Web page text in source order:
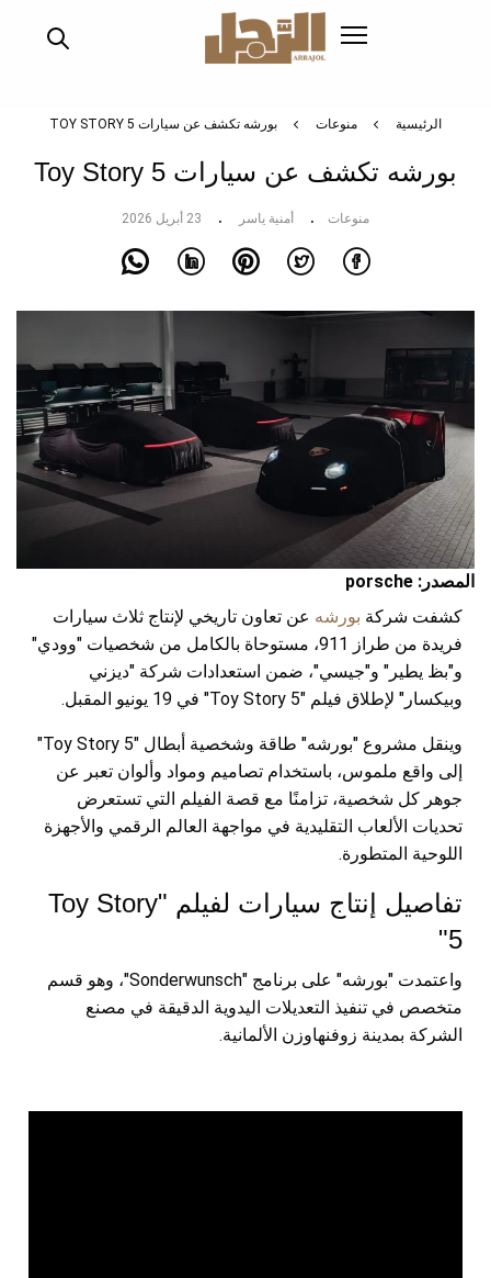
الرئيسية منوعات بورشه تكشف عن سيارات TOY STORY 5
بورشه تكشف عن سيارات Toy Story 5
منوعات أمنية ياسر 23 أبريل 2026
المصدر: porsche
كشفت شركة بورشه عن تعاون تاريخي لإنتاج ثلاث سيارات
فريدة من طراز 911، مستوحاة بالكامل من شخصيات "وودي"
و"بظ يطير" و"جيسي"، ضمن استعدادات شركة "ديزني
وبيكسار" لإطلاق فيلم "Toy Story 5" في 19 يونيو المقبل.
وينقل مشروع "بورشه" طاقة وشخصية أبطال "Toy Story 5"
إلى واقع ملموس، باستخدام تصاميم ومواد وألوان تعبر عن
جوهر كل شخصية، تزامنًا مع قصة الفيلم التي تستعرض
تحديات الألعاب التقليدية في مواجهة العالم الرقمي والأجهزة
اللوحية المتطورة.
تفاصيل إنتاج سيارات لفيلم "Toy Story
5"
واعتمدت "بورشه" على برنامج "Sonderwunsch"، وهو قسم
متخصص في تنفيذ التعديلات اليدوية الدقيقة في مصنع
الشركة بمدينة زوفنهاوزن الألمانية.